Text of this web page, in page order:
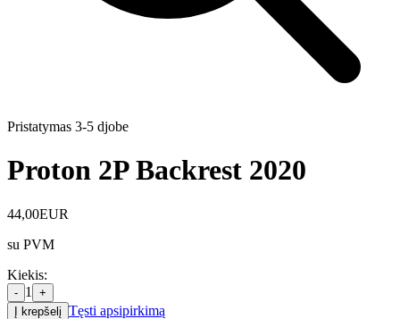
Pristatymas 3-5 djobe
Proton 2P Backrest 2020
44,00EUR
su PVM
Kiekis:
- 1
+
Į krepšelį Tęsti apsipirkimą